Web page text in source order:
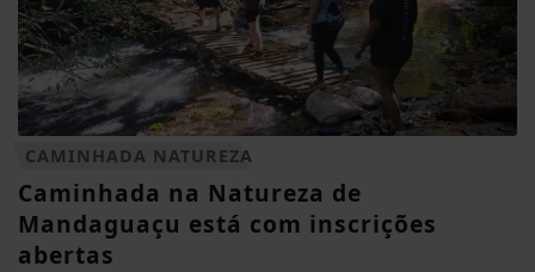
CAMINHADA NATUREZA
Caminhada na Natureza de
Mandaguaçu está com inscrições
abertas